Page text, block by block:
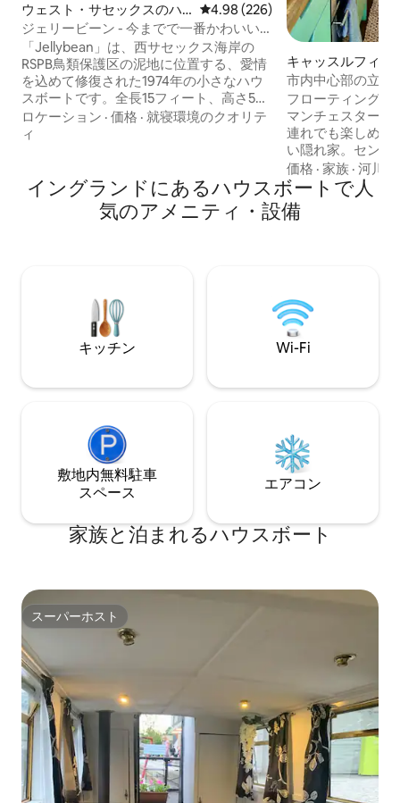
ウェスト・サセックスのハ
ウスボート
レビュー226件、5つ星中4.98つ
4.98 (226)
ジェリービーン - 今までで一番かわいい
ミニハウスボートリトリート！
「Jellybean」は、西サセックス海岸の
RSPB鳥類保護区の泥地に位置する、愛情
を込めて修復された1974年の小さなハウ
スボートです。全長15フィート、高さ5フ
ィート10インチの世界最小のナローボー
トの1つです（サイズに注意してくださ
歩2分の場所にビーチがあり、ショアハ
ム・バイ・シー、ワージング、ブライト
ンへも簡単にアクセスできます。
ロケーション · 価格 · 就寝環境のクオリテ
ィ
キャッスルフィー
ート・船舶
市内中心部の立地
よい運河ボート
フローティングホ
マンチェスターの
連れでも楽しめる
い隠れ家。セント
ストーブ。1950
イアされた風変わ
はワイン、スピリ
ホネスティバーで
室からは、外界か
を楽しめる、魅力
デッキが見えます
価格 ·家族 ·河川
イングランドにあるハウスボートで人
気のアメニティ・設備
キッチン Wi-Fi
敷地内無料駐⁠車
ス⁠ペ⁠ー⁠ス
エアコン
家族と泊まれるハウスボート
スーパーホスト
スーパーホスト